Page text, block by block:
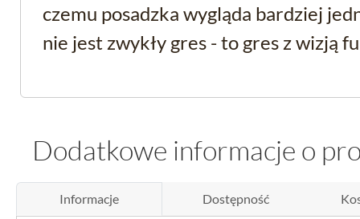
czemu posadzka wygląda bardziej
nie jest zwykły gres - to gres z wizją
Charakterystyka
poziomie praktycznym
Produkt jestmrozoodporny
nie tylko wewnątrz, ale i na zewnątrz
Dodatkowe informacje o
Informacje Dostępność